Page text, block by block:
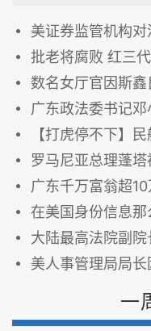
美证券监管机构对
批老将腐败 红三
数名女厅官因斯
广东政法委书记
【打虎停不下】民
罗马尼亚总理蓬塔
广东千万富翁超
在美国身份信息那
大陆最高法院副
美人事管理局局
一